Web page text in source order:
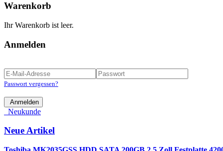
Warenkorb
Ihr Warenkorb ist leer.
Anmelden
Passwort vergessen?
Anmelden
Neukunde
Neue Artikel